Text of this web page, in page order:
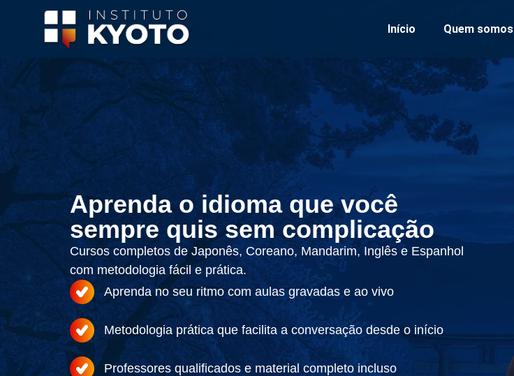
Início Quem somos
Aprenda o idioma que você
sempre quis sem complicação​
Cursos completos de Japonês, Coreano, Mandarim, Inglês e Espanhol
com metodologia fácil e prática.
Aprenda no seu ritmo com aulas gravadas e ao vivo
Metodologia prática que facilita a conversação desde o início
Professores qualificados e material completo incluso